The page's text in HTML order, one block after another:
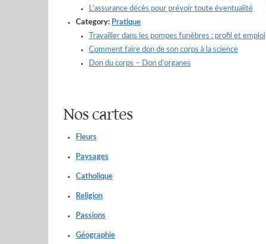
L’assurance décès pour prévoir toute éventualité
Category: Pratique
Travailler dans les pompes funèbres : profil et emploi
Comment faire don de son corps à la science
Don du corps – Don d’organes
Nos cartes
Fleurs
Paysages
Catholique
Religion
Passions
Géographie